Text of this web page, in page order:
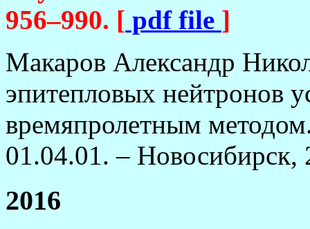
956–990. [ pdf file ]
Макаров Александр
эпитепловых нейтронов
времяпролетным
01.04.01. – Новосибирск,
2016